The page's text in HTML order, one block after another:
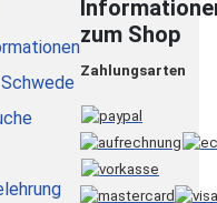
zum Shop
Zahlungsarten